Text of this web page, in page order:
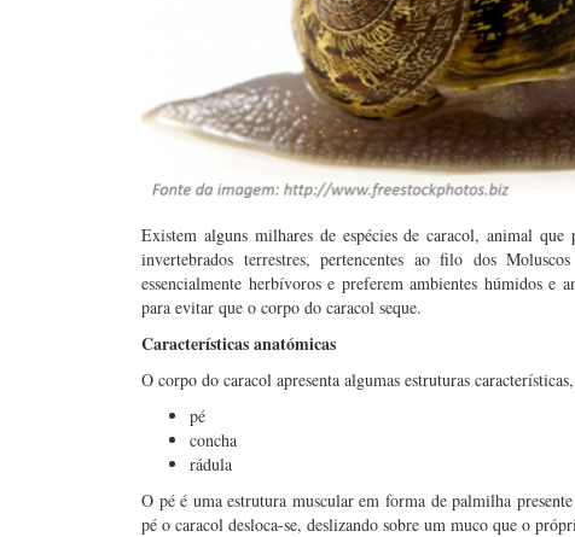
Existem alguns milhares de espécies de caracol, animal
invertebrados terrestres, pertencentes ao filo dos
essencialmente herbívoros e preferem ambientes húmidos e
para evitar que o corpo do caracol seque.
Características anatómicas
O corpo do caracol apresenta algumas estruturas
pé
concha
rádula
O pé é uma estrutura muscular em forma de palmilha
pé o caracol desloca-se, deslizando sobre um muco que o